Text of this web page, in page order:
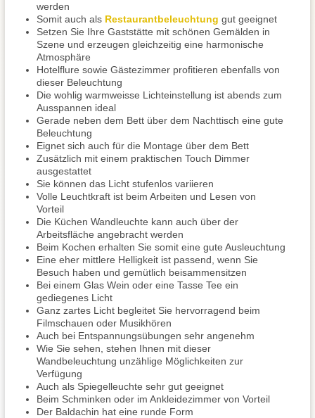
werden
Somit auch als Restaurantbeleuchtung gut geeignet
Setzen Sie Ihre Gaststätte mit schönen Gemälden in
Szene und erzeugen gleichzeitig eine harmonische
Atmosphäre
Hotelflure sowie Gästezimmer profitieren ebenfalls von
dieser Beleuchtung
Die wohlig warmweisse Lichteinstellung ist abends zum
Ausspannen ideal
Gerade neben dem Bett über dem Nachttisch eine gute
Beleuchtung
Eignet sich auch für die Montage über dem Bett
Zusätzlich mit einem praktischen Touch Dimmer
ausgestattet
Sie können das Licht stufenlos variieren
Volle Leuchtkraft ist beim Arbeiten und Lesen von
Vorteil
Die Küchen Wandleuchte kann auch über der
Arbeitsfläche angebracht werden
Beim Kochen erhalten Sie somit eine gute Ausleuchtung
Eine eher mittlere Helligkeit ist passend, wenn Sie
Besuch haben und gemütlich beisammensitzen
Bei einem Glas Wein oder eine Tasse Tee ein
gediegenes Licht
Ganz zartes Licht begleitet Sie hervorragend beim
Filmschauen oder Musikhören
Auch bei Entspannungsübungen sehr angenehm
Wie Sie sehen, stehen Ihnen mit dieser
Wandbeleuchtung unzählige Möglichkeiten zur
Verfügung
Auch als Spiegelleuchte sehr gut geeignet
Beim Schminken oder im Ankleidezimmer von Vorteil
Der Baldachin hat eine runde Form